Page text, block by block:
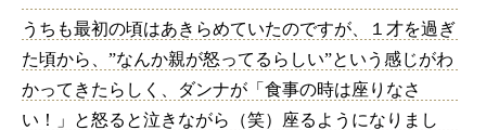
うちも最初の頃はあきらめていたのですが、１才を過ぎ
た頃から、”なんか親が怒ってるらしい”という感じがわ
かってきたらしく、ダンナが「食事の時は座りなさ
い！」と怒ると泣きながら（笑）座るようになりまし